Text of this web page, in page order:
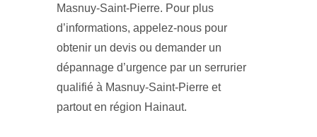
Masnuy-Saint-Pierre. Pour plus
d’informations, appelez-nous pour
obtenir un devis ou demander un
dépannage d’urgence par un serrurier
qualifié à Masnuy-Saint-Pierre et
partout en région Hainaut.